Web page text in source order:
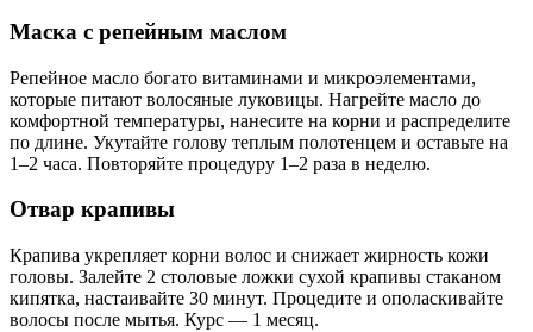
Маска с репейным маслом
Репейное масло богато витаминами и микроэлементами,
которые питают волосяные луковицы. Нагрейте масло до
комфортной температуры, нанесите на корни и распределите
по длине. Укутайте голову теплым полотенцем и оставьте на
1–2 часа. Повторяйте процедуру 1–2 раза в неделю.
Отвар крапивы
Крапива укрепляет корни волос и снижает жирность кожи
головы. Залейте 2 столовые ложки сухой крапивы стаканом
кипятка, настаивайте 30 минут. Процедите и ополаскивайте
волосы после мытья. Курс — 1 месяц.